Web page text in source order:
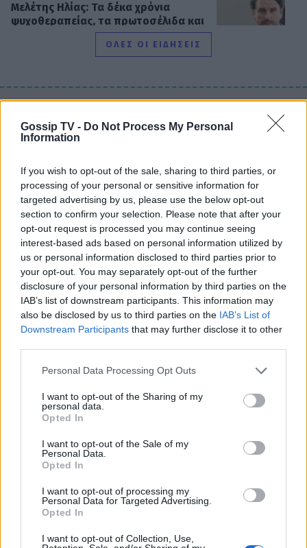
Gossip TV - Do Not Process My Personal
Information
If you wish to opt-out of the sale, sharing to third parties, or
processing of your personal or sensitive information for
targeted advertising by us, please use the below opt-out
section to confirm your selection. Please note that after your
opt-out request is processed you may continue seeing
interest-based ads based on personal information utilized by
us or personal information disclosed to third parties prior to
your opt-out. You may separately opt-out of the further
disclosure of your personal information by third parties on the
IAB’s list of downstream participants. This information may
also be disclosed by us to third parties on the IAB’s List of
Downstream Participants that may further disclose it to other
Personal Data Processing Opt Outs
I want to opt-out of the Sharing of my
personal data.
Opted In
I want to opt-out of the Sale of my
Personal Data.
Opted In
I want to opt-out of processing my
Personal Data for Targeted Advertising.
Opted In
I want to opt-out of Collection, Use,
Μελέτης Ηλίας: Τα δέκα χρόνια
ψυχοθεραπείας, τα πρωτοσέλιδα και
ο «τέλειος» γάμος
57 ετών; Και όμως! Τόσα κεράκια θα
έχει η τούρτα της σήμερα!
Καλομοίρα: «Όταν κάνω δίαιτα, το
πρώτο πράγμα που κάνω...» - Δες
αναλυτικά τη συνταγή που
μοιράστηκε
MEDIA
Κανακαρά: Τι σημαίνει ο τίτλος της
νέας σειράς του Mega - Το ιδιαίτερο
SHOWBIZ
Λυδία Κονιόρδου: «Δεν νιώθω ότι
Για Σένα spoiler: Στους πέντε
δρόμους η Αλίκη - Της γυρίζουν όλοι
ΟΛΕΣ ΟΙ ΕΙΔΗΣΕΙΣ
DPG NETWORK
Τραγωδία στην Πάρο: Ο μπάρμαν του beach bar
βούτηξε για να σώσει τον 4χρονο που πνίγηκε στην